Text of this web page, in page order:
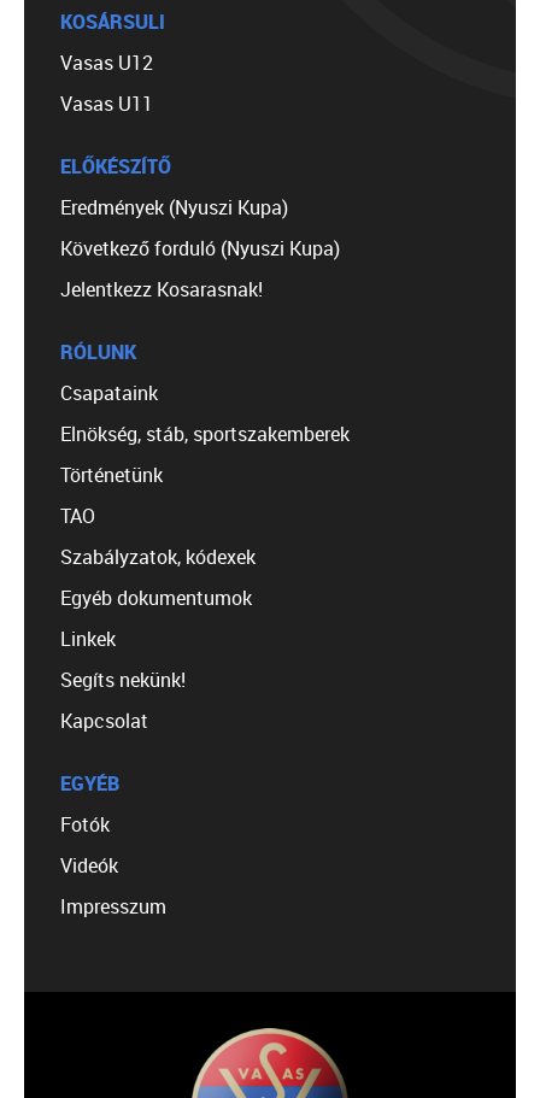
KOSÁRSULI
Vasas U12
Vasas U11
ELŐKÉSZÍTŐ
Eredmények (Nyuszi Kupa)
Következő forduló (Nyuszi Kupa)
Jelentkezz Kosarasnak!
RÓLUNK
Csapataink
Elnökség, stáb, sportszakemberek
Történetünk
TAO
Szabályzatok, kódexek
Egyéb dokumentumok
Linkek
Segíts nekünk!
Kapcsolat
EGYÉB
Fotók
Videók
Impresszum